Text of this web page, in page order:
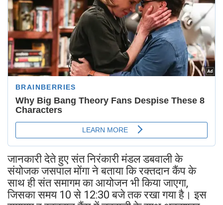
जानकारी देते हुए संत निरंकारी मंडल डबवाली के
संयोजक जसपाल मोंगा ने बताया कि रक्तदान कैंप के
साथ ही संत समागम का आयोजन भी किया जाएगा,
जिसका समय 10 से 12:30 बजे तक रखा गया है। इस